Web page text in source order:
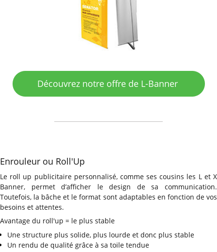
Découvrez notre offre de L-Banner
Enrouleur ou Roll'Up
Le roll up publicitaire personnalisé, comme ses cousins les L et X
Banner, permet d’afficher le design de sa communication.
Toutefois, la bâche et le format sont adaptables en fonction de vos
besoins et attentes.
Avantage du roll'up = le plus stable
Une structure plus solide, plus lourde et donc plus stable
Un rendu de qualité grâce à sa toile tendue